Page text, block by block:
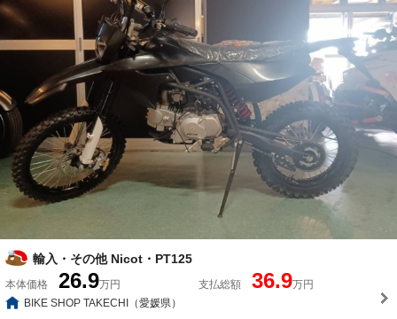
輸入・その他 Nicot・PT125
本体価格 26.9万円 支払総額 36.9万円
BIKE SHOP TAKECHI（愛媛県）